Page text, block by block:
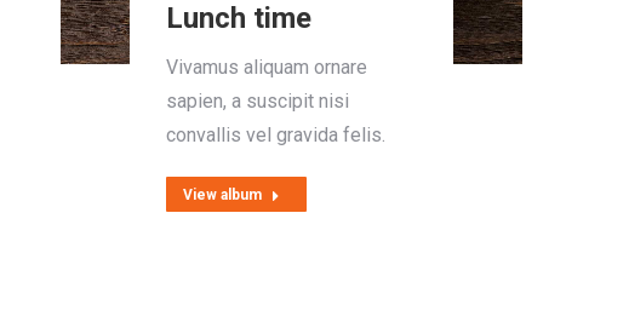
Lunch time
Vivamus aliquam ornare
sapien, a suscipit nisi
convallis vel gravida felis.
View album